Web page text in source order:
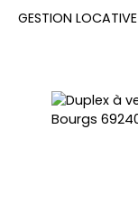
GESTION LOCATIVE